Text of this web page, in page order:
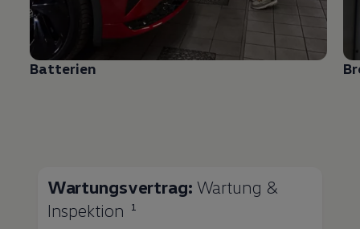
Batterien
Wartungsvertrag: Wartung &
Inspektion
1